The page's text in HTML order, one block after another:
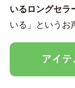
いるロングセラ
いる」というお